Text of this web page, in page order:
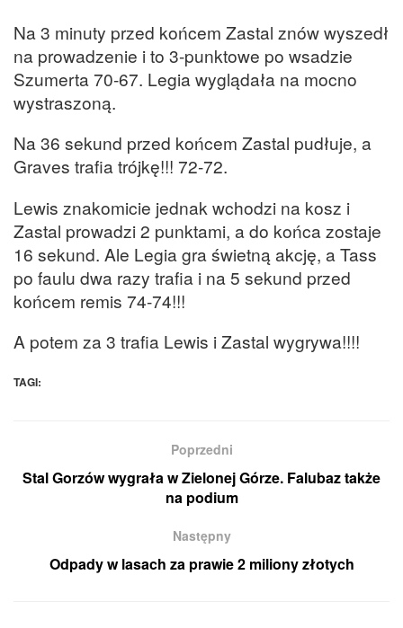
Na 3 minuty przed końcem Zastal znów wyszedł
na prowadzenie i to 3-punktowe po wsadzie
Szumerta 70-67. Legia wyglądała na mocno
wystraszoną.
Na 36 sekund przed końcem Zastal pudłuje, a
Graves trafia trójkę!!! 72-72.
Lewis znakomicie jednak wchodzi na kosz i
Zastal prowadzi 2 punktami, a do końca zostaje
16 sekund. Ale Legia gra świetną akcję, a Tass
po faulu dwa razy trafia i na 5 sekund przed
końcem remis 74-74!!!
A potem za 3 trafia Lewis i Zastal wygrywa!!!!
TAGI:
Poprzedni
Stal Gorzów wygrała w Zielonej Górze. Falubaz także
na podium
Następny
Odpady w lasach za prawie 2 miliony złotych